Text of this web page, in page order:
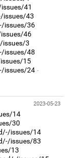
41
issues/43
issues/36
46
issues/3
issues/48
15
issues/24
2023-05-23
14
30
issues/14
issues/83
13